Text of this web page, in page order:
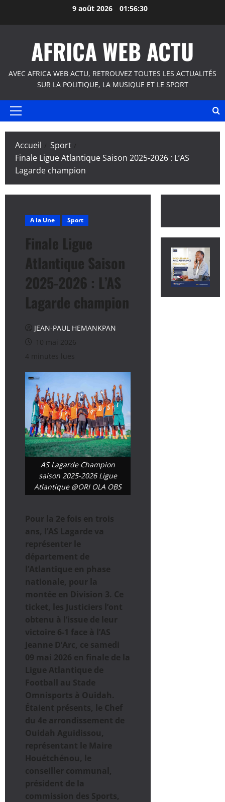
9 août 2026 01:56:31
AFRICA WEB ACTU
AVEC AFRICA WEB ACTU, RETROUVEZ TOUTES LES ACTUALITÉS
SUR LA POLITIQUE, LA MUSIQUE ET LE SPORT
Menu
Accueil
Sport
Finale Ligue Atlantique Saison 2025-2026 : L’AS
Lagarde champion
A la Une Sport
Finale Ligue
Atlantique Saison
2025-2026 : L’AS
Lagarde champion
JEAN-PAUL HEMANKPAN
10 mai 2026
4 minutes lues
AS Lagarde Champion
saison 2025-2026 Ligue
Atlantique @ORI OLA OBS
Pour la 2e fois en trois
ans, l’AS Lagarde va
représenter le
département de
l’Atlantique en phase
nationale, pour la
montée en Division 3. Ce
ticket, les Justiciers l’ont
obtenu à l’issue de leur
victoire 6-1 face à l’AS
Jeanne D’Arc, ce samedi
09 mai 2026 en finale de la
Ligue Atlantique de
Football au Stade
Omnisports à Ouidah.
Étaient présents, le Chef
du 4e arrondissement de
Ouidah Aguidissou,
représentant le Maire
Houétchénou, le
conseiller communal,
président de la
commission des Sports,